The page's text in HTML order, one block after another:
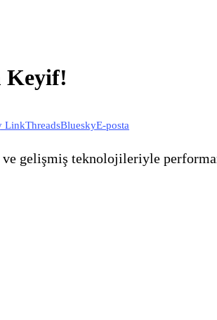
Keyif!
LinkThreadsBlueskyE-posta
gelişmiş teknolojileriyle